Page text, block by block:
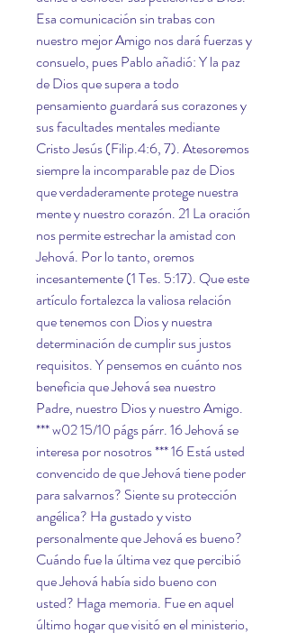
Esa comunicación sin trabas con
nuestro mejor Amigo nos dará fuerzas y
consuelo, pues Pablo añadió: Y la paz
de Dios que supera a todo
pensamiento guardará sus corazones y
sus facultades mentales mediante
Cristo Jesús (Filip.4:6, 7). Atesoremos
siempre la incomparable paz de Dios
que verdaderamente protege nuestra
mente y nuestro corazón. 21 La oración
nos permite estrechar la amistad con
Jehová. Por lo tanto, oremos
incesantemente (1 Tes. 5:17). Que este
artículo fortalezca la valiosa relación
que tenemos con Dios y nuestra
determinación de cumplir sus justos
requisitos. Y pensemos en cuánto nos
beneficia que Jehová sea nuestro
Padre, nuestro Dios y nuestro Amigo.
*** w02 15/10 págs párr. 16 Jehová se
interesa por nosotros *** 16 Está usted
convencido de que Jehová tiene poder
para salvarnos? Siente su protección
angélica? Ha gustado y visto
personalmente que Jehová es bueno?
Cuándo fue la última vez que percibió
que Jehová había sido bueno con
usted? Haga memoria. Fue en aquel
último hogar que visitó en el ministerio,